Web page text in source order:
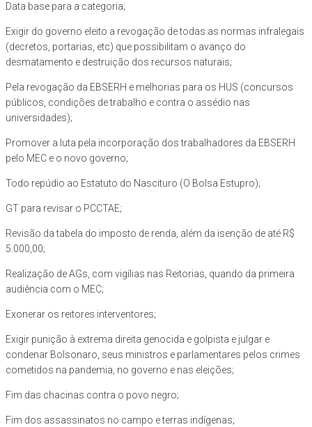
Data base para a categoria;
Exigir do governo eleito a revogação de todas as normas infralegais
(decretos, portarias, etc) que possibilitam o avanço do
desmatamento e destruição dos recursos naturais;
Pela revogação da EBSERH e melhorias para os HUS (concursos
públicos, condições de trabalho e contra o assédio nas
universidades);
Promover a luta pela incorporação dos trabalhadores da EBSERH
pelo MEC e o novo governo;
Todo repúdio ao Estatuto do Nascituro (O Bolsa Estupro);
GT para revisar o PCCTAE;
Revisão da tabela do imposto de renda, além da isenção de até R$
5.000,00;
Realização de AGs, com vigílias nas Reitorias, quando da primeira
audiência com o MEC;
Exonerar os reitores interventores;
Exigir punição à extrema direita genocida e golpista e julgar e
condenar Bolsonaro, seus ministros e parlamentares pelos crimes
cometidos na pandemia, no governo e nas eleições;
Fim das chacinas contra o povo negro;
Fim dos assassinatos no campo e terras indígenas;